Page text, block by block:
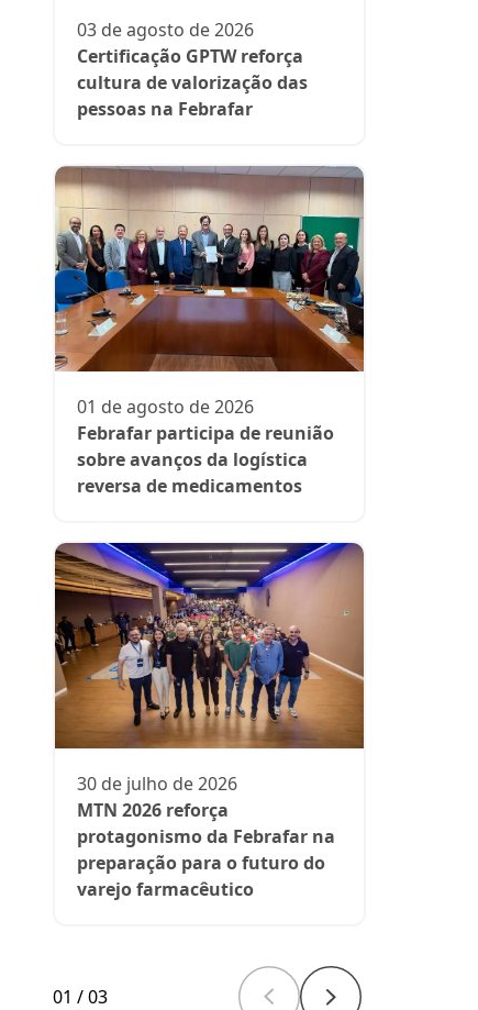
03 de agosto de 2026
Certificação GPTW reforça
cultura de valorização das
pessoas na Febrafar
01 de agosto de 2026
Febrafar participa de reunião
sobre avanços da logística
reversa de medicamentos
30 de julho de 2026
MTN 2026 reforça
protagonismo da Febrafar na
preparação para o futuro do
varejo farmacêutico
01 /03